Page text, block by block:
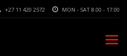
MON - SAT 8.00 - 17.00
+27 11 420 2572